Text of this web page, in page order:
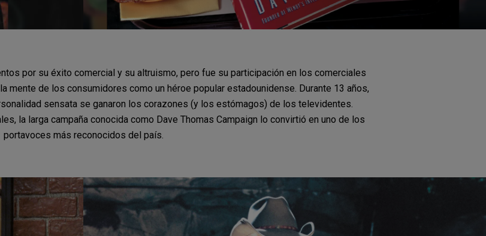
por su éxito comercial y su altruismo, pero fue su participación en los comerciales
mente de los consumidores como un héroe popular estadounidense. Durante 13 años,
sensata se ganaron los corazones (y los estómagos) de los televidentes.
la larga campaña conocida como Dave Thomas Campaign lo convirtió en uno de los
portavoces más reconocidos del país.